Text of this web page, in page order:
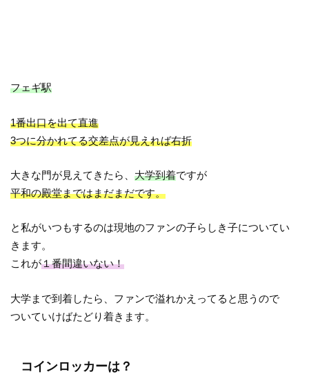
フェギ駅
1番出口を出て直進
3つに分かれてる交差点が見えれば右折
大きな門が見えてきたら、大学到着ですが
平和の殿堂まではまだまだです。
と私がいつもするのは現地のファンの子らしき子についてい
きます。
これが１番間違いない！
大学まで到着したら、ファンで溢れかえってると思うので
ついていけばたどり着きます。
コインロッカーは？